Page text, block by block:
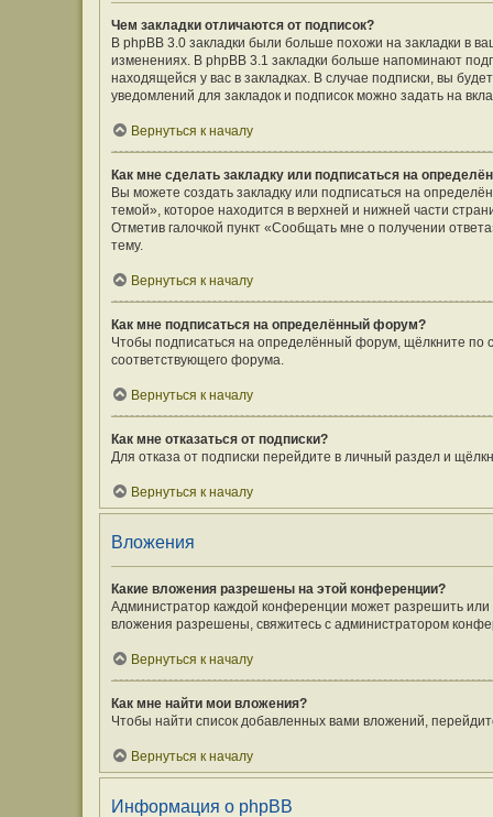
Чем закладки отличаются от подписок?
В phpBB 3.0 закладки были больше похожи на закладки в
изменениях. В phpBB 3.1 закладки больше напоминают
находящейся у вас в закладках. В случае подписки, вы
уведомлений для закладок и подписок можно задать на
Вернуться к началу
Как мне сделать закладку или подписаться на
Вы можете создать закладку или подписаться на
темой», которое находится в верхней и нижней части
Отметив галочкой пункт «Сообщать мне о получении
тему.
Вернуться к началу
Как мне подписаться на определённый форум?
Чтобы подписаться на определённый форум, щёлкните по
соответствующего форума.
Вернуться к началу
Как мне отказаться от подписки?
Для отказа от подписки перейдите в личный раздел и
Вернуться к началу
Вложения
Какие вложения разрешены на этой конференции?
Администратор каждой конференции может разрешить
вложения разрешены, свяжитесь с администратором
Вернуться к началу
Как мне найти мои вложения?
Чтобы найти список добавленных вами вложений,
Вернуться к началу
Информация о phpBB